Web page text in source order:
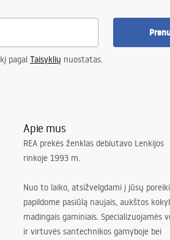
pagal Taisyklių nuostatas.
Apie mus
REA prekės ženklas debiutavo Lenkijos
rinkoje 1993 m.
Nuo to laiko, atsižvelgdami į jūsų
papildome pasiūlą naujais, aukštos
madingais gaminiais. Specializuojamės
ir virtuvės santechnikos gamyboje bei